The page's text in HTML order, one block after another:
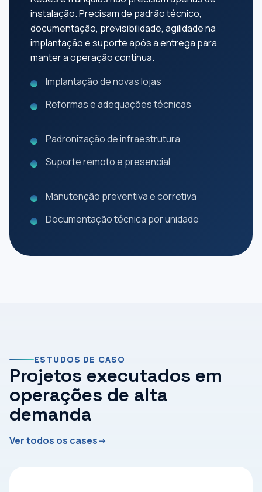
instalação. Precisam de padrão técnico,
documentação, previsibilidade, agilidade na
implantação e suporte após a entrega para
manter a operação contínua.
Implantação de novas lojas
Reformas e adequações técnicas
Padronização de infraestrutura
Suporte remoto e presencial
Manutenção preventiva e corretiva
Documentação técnica por unidade
ESTUDOS DE CASO
Projetos executados em
operações de alta
demanda
Ver todos os cases